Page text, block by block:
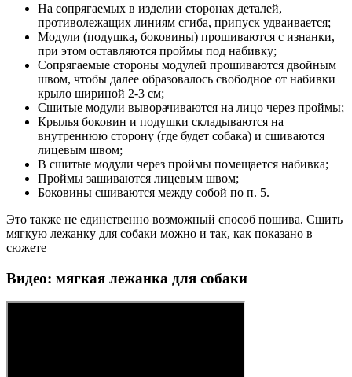
На сопрягаемых в изделии сторонах деталей,
противолежащих линиям сгиба, припуск удваивается;
Модули (подушка, боковины) прошиваются с изнанки,
при этом оставляются проймы под набивку;
Сопрягаемые стороны модулей прошиваются двойным
швом, чтобы далее образовалось свободное от набивки
крыло шириной 2-3 см;
Сшитые модули выворачиваются на лицо через проймы;
Крылья боковин и подушки складываются на
внутреннюю сторону (где будет собака) и сшиваются
лицевым швом;
В сшитые модули через проймы помещается набивка;
Проймы зашиваются лицевым швом;
Боковины сшиваются между собой по п. 5.
Это также не единственно возможный способ пошива. Сшить
мягкую лежанку для собаки можно и так, как показано в
сюжете
Видео: мягкая лежанка для собаки